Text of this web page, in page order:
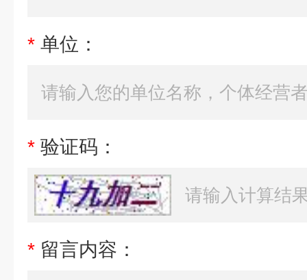
* 单位：
* 验证码：
* 留言内容：